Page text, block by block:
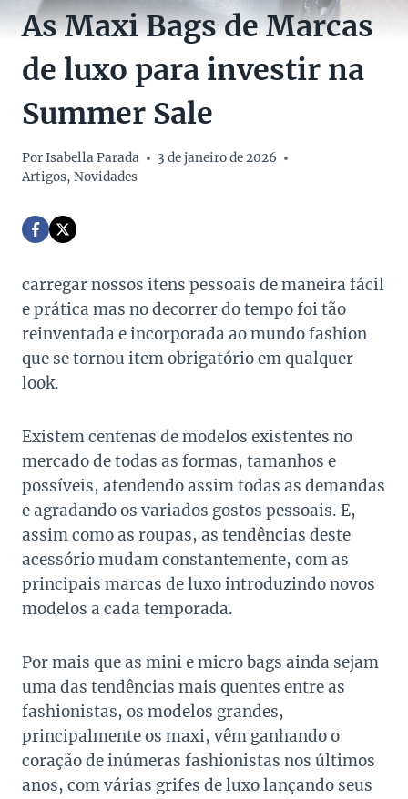
As Maxi Bags de Marcas
de luxo para investir na
Summer Sale
PorIsabella Parada
3 de janeiro de 2026
Artigos, Novidades
carregar nossos itens pessoais de maneira fácil
e prática mas no decorrer do tempo foi tão
reinventada e incorporada ao mundo fashion
que se tornou item obrigatório em qualquer
look.
Existem centenas de modelos existentes no
mercado de todas as formas, tamanhos e
possíveis, atendendo assim todas as demandas
e agradando os variados gostos pessoais. E,
assim como as roupas, as tendências deste
acessório mudam constantemente, com as
principais marcas de luxo introduzindo novos
modelos a cada temporada.
Por mais que as mini e micro bags ainda sejam
uma das tendências mais quentes entre as
fashionistas, os modelos grandes,
principalmente os maxi, vêm ganhando o
coração de inúmeras fashionistas nos últimos
anos, com várias grifes de luxo lançando seus